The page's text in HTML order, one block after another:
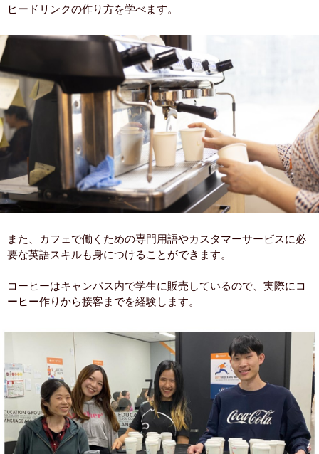
ヒードリンクの作り方を学べます。
また、カフェで働くための専門用語やカスタマーサービスに必
要な英語スキルも身につけることができます。
コーヒーはキャンパス内で学生に販売しているので、実際にコ
ーヒー作りから接客までを経験します。